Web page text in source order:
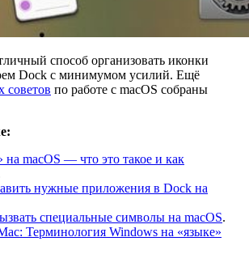
способ организовать иконки
Dock с минимумом усилий. Ещё
советов по работе с macOS собраны
macOS — что это такое и как
нужные приложения в Dock на
специальные символы на macOS.
Терминология Windows на «языке»